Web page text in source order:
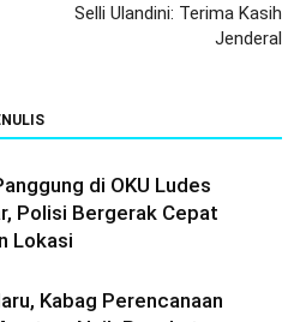
Selli Ulandini: Terima Kasih
Jenderal
di OKU Ludes
Polisi Bergerak Cepat
Lokasi
Kabag Perencanaan